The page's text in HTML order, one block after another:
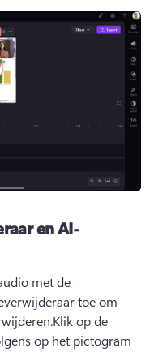
en AI-
met de
toe om
Klik op de
op het pictogram